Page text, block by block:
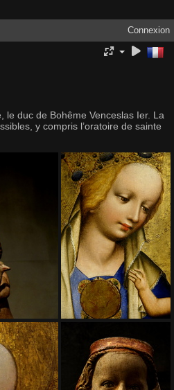
Connexion
duc de Bohême Venceslas Ier. La
y compris l’oratoire de sainte
EZS6249